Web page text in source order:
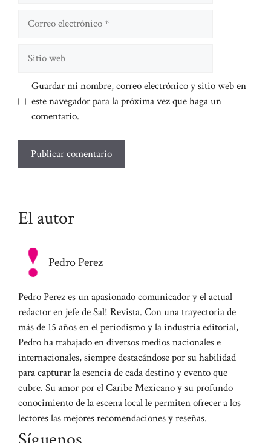
Correo
Sitio
Guardar mi nombre, correo electrónico y sitio web en
este navegador para la próxima vez que haga un
comentario.
El autor
Pedro Perez
Pedro Perez es un apasionado comunicador y el actual
redactor en jefe de Sal! Revista. Con una trayectoria de
más de 15 años en el periodismo y la industria editorial,
Pedro ha trabajado en diversos medios nacionales e
internacionales, siempre destacándose por su habilidad
para capturar la esencia de cada destino y evento que
cubre. Su amor por el Caribe Mexicano y su profundo
conocimiento de la escena local le permiten ofrecer a los
lectores las mejores recomendaciones y reseñas.